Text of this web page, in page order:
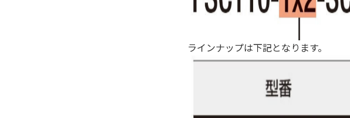
ラインナップは下記となります。